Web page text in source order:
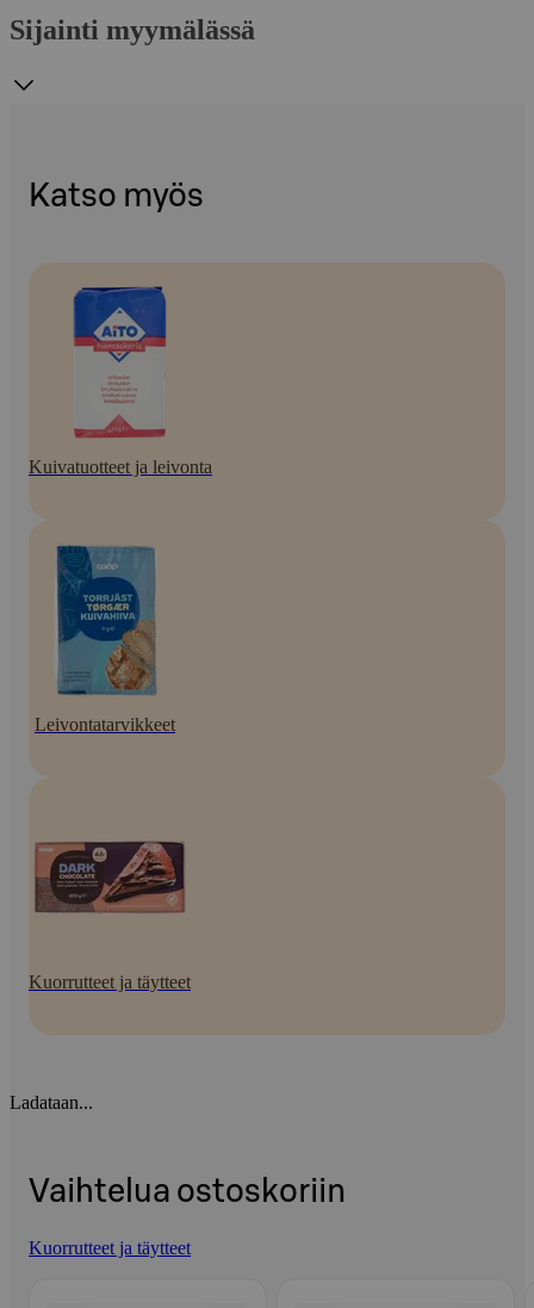
Sijainti myymälässä
Katso myös
Kuivatuotteet ja leivonta
Leivontatarvikkeet
Kuorrutteet ja täytteet
Ladataan...
Vaihtelua ostoskoriin
Kuorrutteet ja täytteet